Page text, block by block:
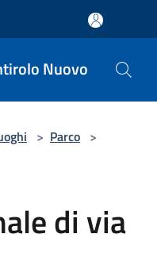
Nuovo
> Parco >
di via